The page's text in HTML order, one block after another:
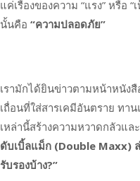
แค่เรื่องของความ “แรง” หรือ
นั้นคือ “ความปลอดภัย”
เรามักได้ยินข่าวตามหน้าหนัง
เถื่อนที่ใส่สารเคมีอันตราย ทา
เหล่านี้สร้างความหวาดกลัวแล
ดับเบิ้ลแม็ก (Double Maxx)
รับรองบ้าง?”